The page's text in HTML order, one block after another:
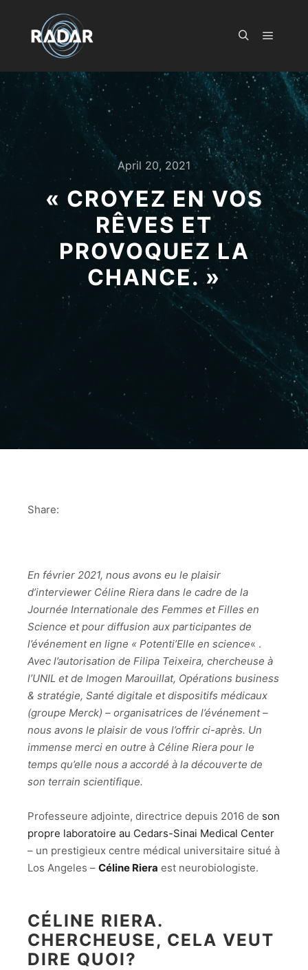
April 20, 2021
« CROYEZ EN VOS
RÊVES ET
PROVOQUEZ LA
CHANCE. »
Share:
En février 2021, nous avons eu le plaisir
d’interviewer Céline Riera dans le cadre de la
Journée Internationale des Femmes et Filles en
Science et pour diffusion aux participantes de
l’événement en ligne « Potenti’Elle en science« .
Avec l’autorisation de Filipa Teixeira, chercheuse à
l’UNIL et de Imogen Marouillat, Opérations business
& stratégie, Santé digitale et dispositifs médicaux
(groupe Merck) – organisatrices de l’événement –
nous avons le plaisir de vous l’offrir ci-après. Un
immense merci en outre à Céline Riera pour le
temps qu’elle nous a accordé à la découverte de
son terrain scientifique.
Professeure adjointe, directrice depuis 2016 de son
propre laboratoire au Cedars-Sinai Medical Center
– un prestigieux centre médical universitaire situé à
Los Angeles – Céline Riera est neurobiologiste.
CÉLINE RIERA.
CHERCHEUSE, CELA VEUT
DIRE QUOI?